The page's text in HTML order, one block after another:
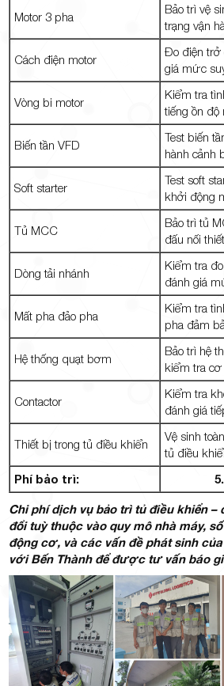
Motor 3 pha
Bảo trì vệ
trạng vận
Cách điện motor
Đo điện trở
giá mức
Vòng bi motor
Kiểm tra
tiếng ồn độ
Biến tần VFD
Test biến
hành cảnh
Soft starter
Test soft
khởi động
Tủ MCC
Bảo trì tủ
đấu nối
Dòng tải nhánh
Kiểm tra
đánh giá
Mất pha đảo pha
Kiểm tra
pha đảm
Hệ thống quạt bơm
Bảo trì hệ
kiểm tra
Contactor
Kiểm tra
đánh giá
Thiết bị trong tủ điều khiển
Vệ sinh
tủ điều
Phí bảo trì:
Chi phí dịch vụ bảo trì tủ điều khiển –
đổi tuỳ thuộc vào quy mô nhà máy,
động cơ, và các vấn đề phát sinh
với Bến Thành để được tư vấn báo